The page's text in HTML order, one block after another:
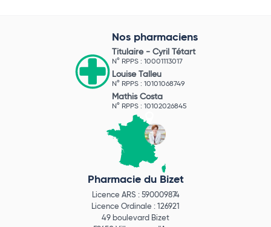
Nos pharmaciens
Titulaire - Cyril Tétart
N° RPPS : 10001113017
Louise Talleu
N° RPPS : 10101068749
Mathis Costa
N° RPPS : 10102026845
Pharmacie du Bizet
Licence ARS : 590009874
Licence Ordinale : 126921
49 boulevard Bizet